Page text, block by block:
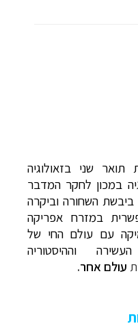
תואר שני בזאולוגיה
במכון לחקר המדבר
ביבשת השחורה וביקרה
במזרח אפריקה
עם עולם החי של
וההיסטוריה
עולם אחר.